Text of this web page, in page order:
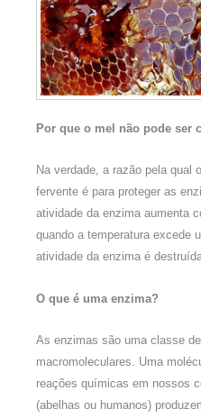
Por que o mel não pode ser
Na verdade, a razão pela qual
fervente é para proteger as
atividade da enzima aumenta
quando a temperatura excede
atividade da enzima é
O que é uma enzima?
As enzimas são uma classe
macromoleculares. Uma
reações químicas em nossos
(abelhas ou humanos)